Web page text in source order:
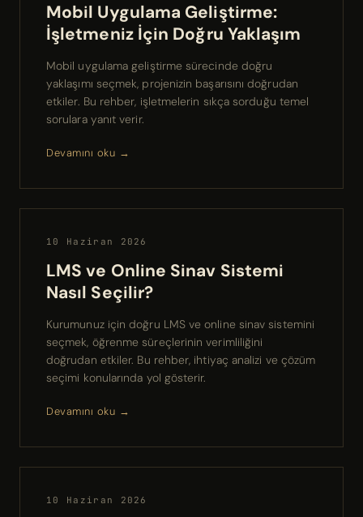
Mobil Uygulama Geliştirme:
İşletmeniz İçin Doğru Yaklaşım
Mobil uygulama geliştirme sürecinde doğru
yaklaşımı seçmek, projenizin başarısını doğrudan
etkiler. Bu rehber, işletmelerin sıkça sorduğu temel
sorulara yanıt verir.
Devamını oku →
10 Haziran 2026
LMS ve Online Sinav Sistemi
Nasıl Seçilir?
Kurumunuz için doğru LMS ve online sinav sistemini
seçmek, öğrenme süreçlerinin verimliliğini
doğrudan etkiler. Bu rehber, ihtiyaç analizi ve çözüm
seçimi konularında yol gösterir.
Devamını oku →
10 Haziran 2026